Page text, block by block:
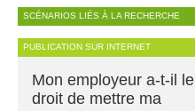
SCÉNARIOS LIÉS À LA RECHERCHE
PUBLICATION SUR INTERNET
Mon employeur a-t-il le
droit de mettre ma